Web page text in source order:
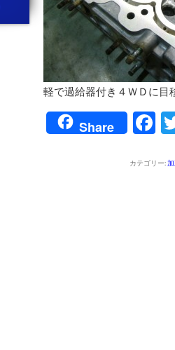
軽で過給器付き４ＷＤに目
Share
カテゴリー: